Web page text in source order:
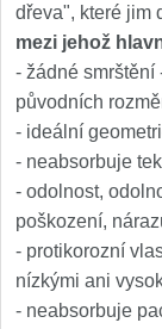
dřeva", které jim
mezi jehož
- žádné smrštění
původních
- ideální
- neabsorbuje
- odolnost,
poškození,
- protikorozní
nízkými ani
- neabsorbuje